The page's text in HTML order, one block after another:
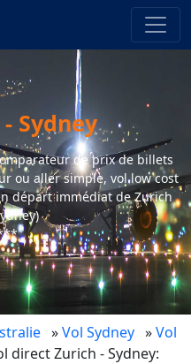
Sydney
de prix de billets
ou aller simple, vol low cost
départ immédiat de Zurich
»Vol Sydney »Vol
direct Zurich - Sydney: